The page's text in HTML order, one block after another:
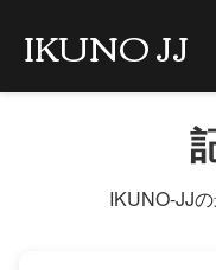
IKUNO JJ
IKUNO-JJ